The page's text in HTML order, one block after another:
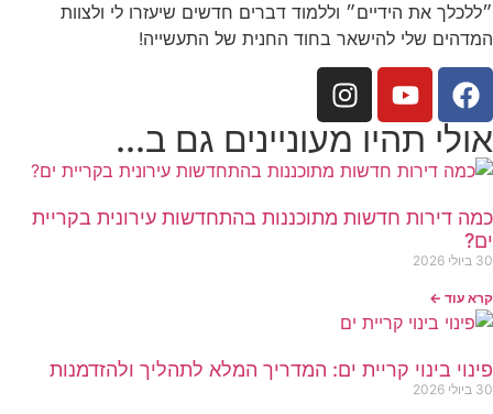
את הידיים״ וללמוד דברים חדשים שיעזרו לי ולצוות
שלי להישאר בחוד החנית של התעשייה!
תהיו מעוניינים גם ב...
דירות חדשות מתוכננות בהתחדשות עירונית בקריית
עוד ←
בינוי קריית ים: המדריך המלא לתהליך ולהזדמנות